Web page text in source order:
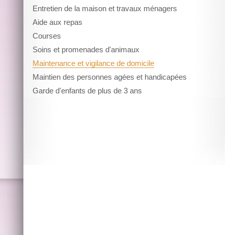
Entretien de la maison et travaux ménagers
Aide aux repas
Courses
Soins et promenades d'animaux
Maintenance et vigilance de domicile
Maintien des personnes agées et handicapées
Garde d'enfants de plus de 3 ans